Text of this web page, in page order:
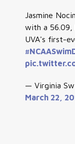
Jasmine
with a
UVA's first-
— Virginia
March 22,